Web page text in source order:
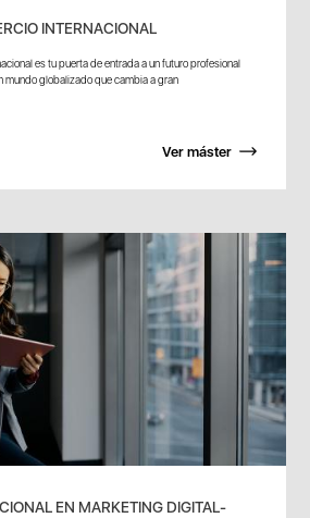
INTERNACIONAL
es tu puerta de entrada a un futuro profesional
mundo globalizado que cambia a gran
Ver máster
EN MARKETING DIGITAL-